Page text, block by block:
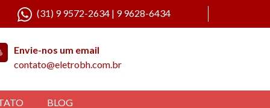
(31) 9 9572-2634 | 9 9628-6434
Envie-nos um email
contato@eletrobh.com.br
BLOG